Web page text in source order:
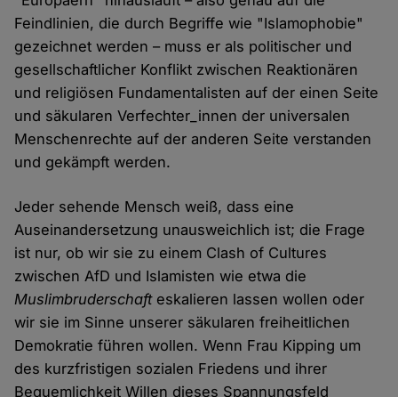
Feindlinien, die durch Begriffe wie "Islamophobie"
gezeichnet werden – muss er als politischer und
gesellschaftlicher Konflikt zwischen Reaktionären
und religiösen Fundamentalisten auf der einen Seite
und säkularen Verfechter_innen der universalen
Menschenrechte auf der anderen Seite verstanden
und gekämpft werden.
Jeder sehende Mensch weiß, dass eine
Auseinandersetzung unausweichlich ist; die Frage
ist nur, ob wir sie zu einem Clash of Cultures
zwischen AfD und Islamisten wie etwa die
Muslimbruderschafteskalieren lassen wollen oder
wir sie im Sinne unserer säkularen freiheitlichen
Demokratie führen wollen. Wenn Frau Kipping um
des kurzfristigen sozialen Friedens und ihrer
Bequemlichkeit Willen dieses Spannungsfeld